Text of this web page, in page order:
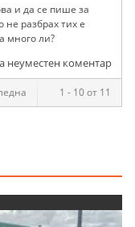
и да се пише за
разбрах тих е
много ли?
неуместен коментар
1 - 10 от 11